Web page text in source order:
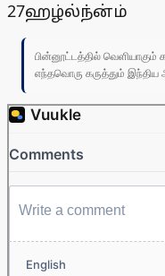
27ஹழ்ல்ந்ன்ம்
பின்னூட்டத்தில் வெளியாகும்
எந்தவொரு கருத்தும் இந்திய